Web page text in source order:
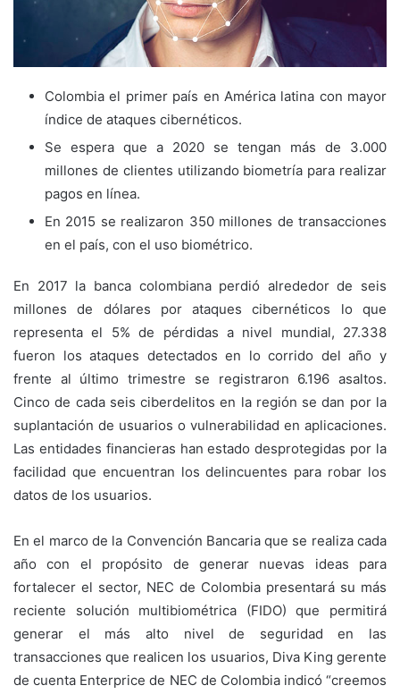
Colombia el primer país en América latina con mayor
índice de ataques cibernéticos.
Se espera que a 2020 se tengan más de 3.000
millones de clientes utilizando biometría para realizar
pagos en línea.
En 2015 se realizaron 350 millones de transacciones
en el país, con el uso biométrico.
En 2017 la banca colombiana perdió alrededor de seis
millones de dólares por ataques cibernéticos lo que
representa el 5% de pérdidas a nivel mundial, 27.338
fueron los ataques detectados en lo corrido del año y
frente al último trimestre se registraron 6.196 asaltos.
Cinco de cada seis ciberdelitos en la región se dan por la
suplantación de usuarios o vulnerabilidad en aplicaciones.
Las entidades financieras han estado desprotegidas por la
facilidad que encuentran los delincuentes para robar los
datos de los usuarios.
En el marco de la Convención Bancaria que se realiza cada
año con el propósito de generar nuevas ideas para
fortalecer el sector, NEC de Colombia presentará su más
reciente solución multibiométrica (FIDO) que permitirá
generar el más alto nivel de seguridad en las
transacciones que realicen los usuarios, Diva King gerente
de cuenta Enterprice de NEC de Colombia indicó “creemos